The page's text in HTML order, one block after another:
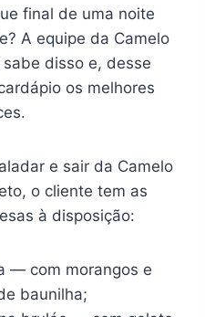
final de uma noite
A equipe da Camelo
disso e, desse
os melhores
e sair da Camelo
o cliente tem as
à disposição:
— com morangos e
baunilha;